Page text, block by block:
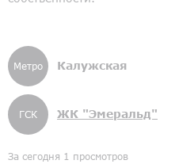
Метро Калужская
ГСК ЖК "Эмеральд"
За сегодня 1 просмотров